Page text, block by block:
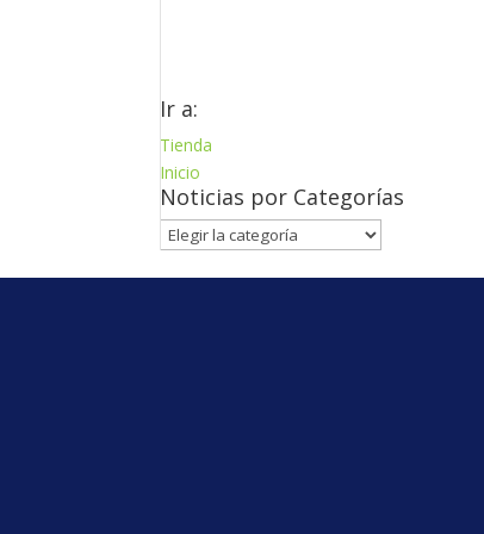
Ir a:
Tienda
Inicio
Noticias por Categorías
Noticias